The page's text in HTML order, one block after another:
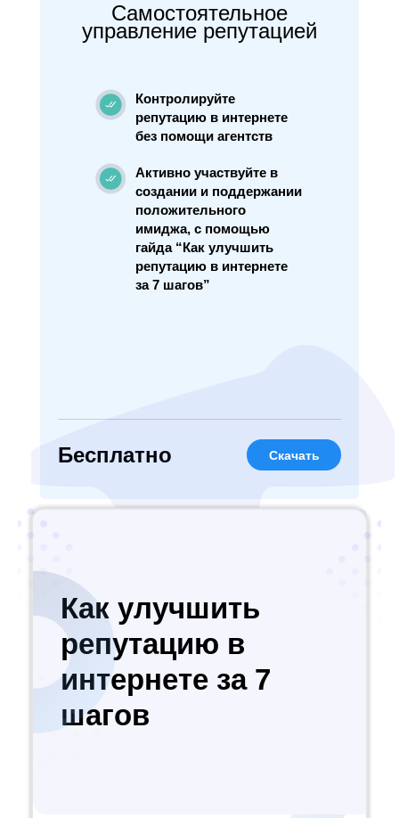
Самостоятельное
управление репутацией
Контролируйте
репутацию в интернете
без помощи агентств
Активно участвуйте в
создании и поддержании
положительного
имиджа, с помощью
гайда “Как улучшить
репутацию в интернете
за 7 шагов”
Бесплатно Скачать
Как улучшить
репутацию в
интернете за 7
шагов